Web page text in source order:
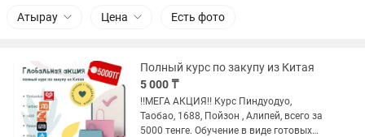
Атырау Цена Есть фото
Полный курс по закупу из Китая
5 000 ₸
‼️МЕГА АКЦИЯ‼️ Курс Пиндуодуо,
Таобао, 1688, Пойзон , Алипей, всего за
5000 тенге. Обучение в виде готовых